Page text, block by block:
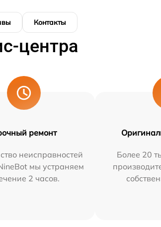
Контакты
центра
ремонт
неисправностей
мы устраняем
2 часов.
Более 20